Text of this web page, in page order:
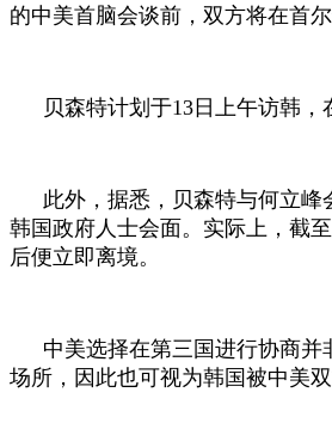
的中美首脑会谈前，双方将在首
贝森特计划于13日上午访韩，
此外，据悉，贝森特与何立
韩国政府人士会面。实际上，截至
后便立即离境。
中美选择在第三国进行协商
场所，因此也可视为韩国被中美